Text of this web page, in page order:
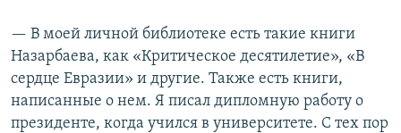
— В моей личной библиотеке есть такие книги
Назарбаева, как «Критическое десятилетие», «В
сердце Евразии» и другие. Также есть книги,
написанные о нем. Я писал дипломную работу о
президенте, когда учился в университете. С тех пор